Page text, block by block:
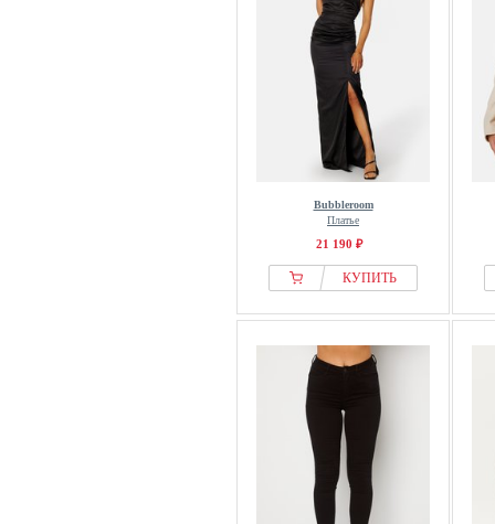
Bubbleroom
Платье
21 190 ₽
КУПИТЬ